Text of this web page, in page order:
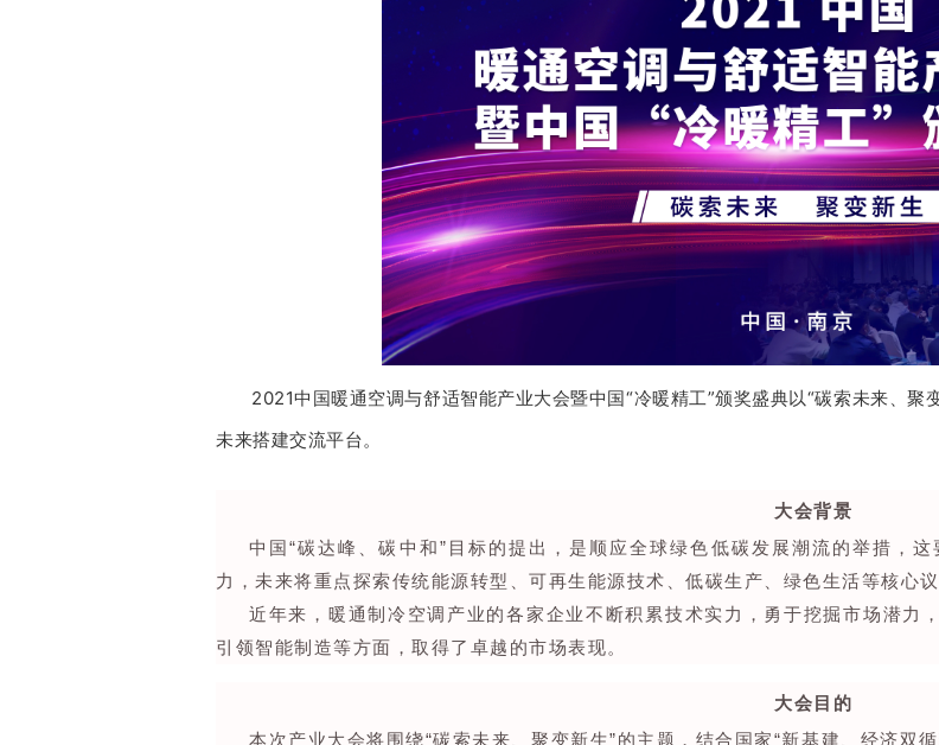
2021中国暖通空调与舒适智能产业大会暨中国“冷暖精工”颁奖盛典以“碳索未来、聚
未来搭建交流平台。
大会背景
中国“碳达峰、碳中和”目标的提出，是顺应全球绿色低碳发展潮流的举措，
力，未来将重点探索传统能源转型、可再生能源技术、低碳生产、绿色生活等核心议
近年来，暖通制冷空调产业的各家企业不断积累技术实力，勇于挖掘市场潜力
引领智能制造等方面，取得了卓越的市场表现。
大会目的
本次产业大会将围绕“碳索未来、聚变新生”的主题，结合国家“新基建、经济双